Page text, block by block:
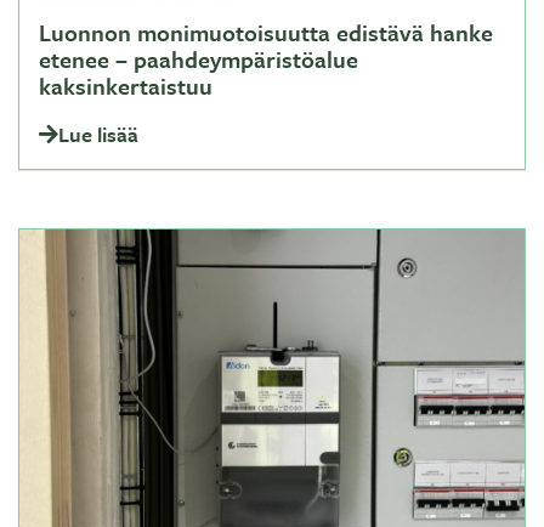
Luonnon monimuotoisuutta edistävä hanke
etenee – paahdeympäristöalue
kaksinkertaistuu
Lue lisää